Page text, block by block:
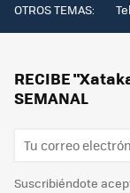
OTROS TEMAS:
RECIBE
SEMANAL
Suscribiéndote